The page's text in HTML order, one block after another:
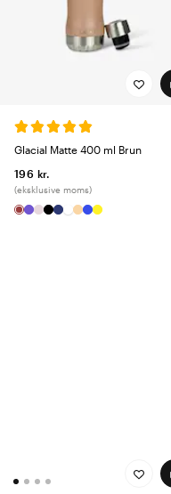
Glacial Matte 400 ml Brun
196 kr.
(eksklusive moms)